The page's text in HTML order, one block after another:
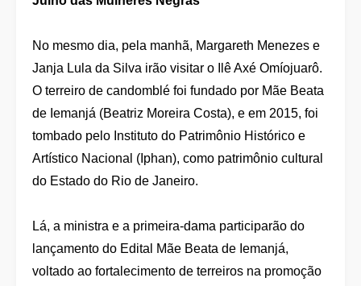
No mesmo dia, pela manhã, Margareth Menezes e
Janja Lula da Silva irão visitar o Ilê Axé Omíojuarô.
O terreiro de candomblé foi fundado por Mãe Beata
de Iemanjá (Beatriz Moreira Costa), e em 2015, foi
tombado pelo Instituto do Patrimônio Histórico e
Artístico Nacional (Iphan), como patrimônio cultural
do Estado do Rio de Janeiro.
Lá, a ministra e a primeira-dama participarão do
lançamento do Edital Mãe Beata de Iemanjá,
voltado ao fortalecimento de terreiros na promoção